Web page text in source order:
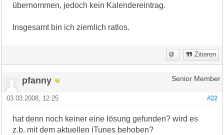
übernommen, jedoch kein Kalendereintrag.
Insgesamt bin ich ziemlich ratlos.
Zitieren
pfanny Senior Member
#22
03.03.2008, 12:25
hat denn noch keiner eine lösung gefunden? wird es
z.b. mit dem aktuellen iTunes behoben?